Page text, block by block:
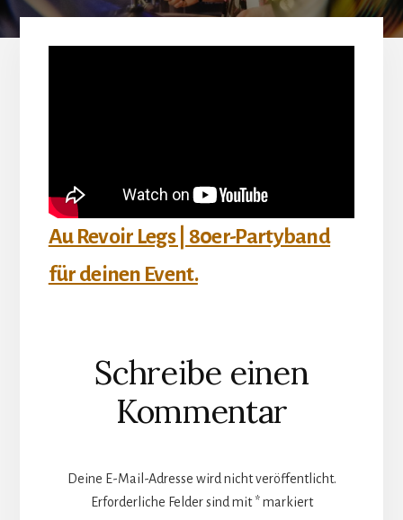
Au Revoir Legs | 80er-Partyband
für deinen Event.
Leser-
Interaktionen
Schreibe einen
Kommentar
Deine E-Mail-Adresse wird nicht veröffentlicht.
Erforderliche Felder sind mit*markiert